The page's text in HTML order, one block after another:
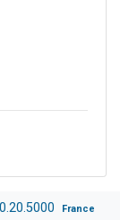
France